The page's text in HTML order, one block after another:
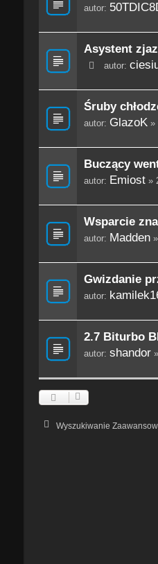
autor:
Asystent
autor:
Śruby
autor: GlazoK»
Buczący
autor: Emiost»
Wsparcie
autor: Madden»
Gwizdanie
autor:
2.7 Biturbo
autor: shandor»
Wyszukiwanie